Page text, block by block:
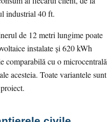
industrial 40 ft.
de 12 metri lungime poate
instalate și 620 kWh
comparabilă cu o microcentrală
acesteia. Toate variantele sunt